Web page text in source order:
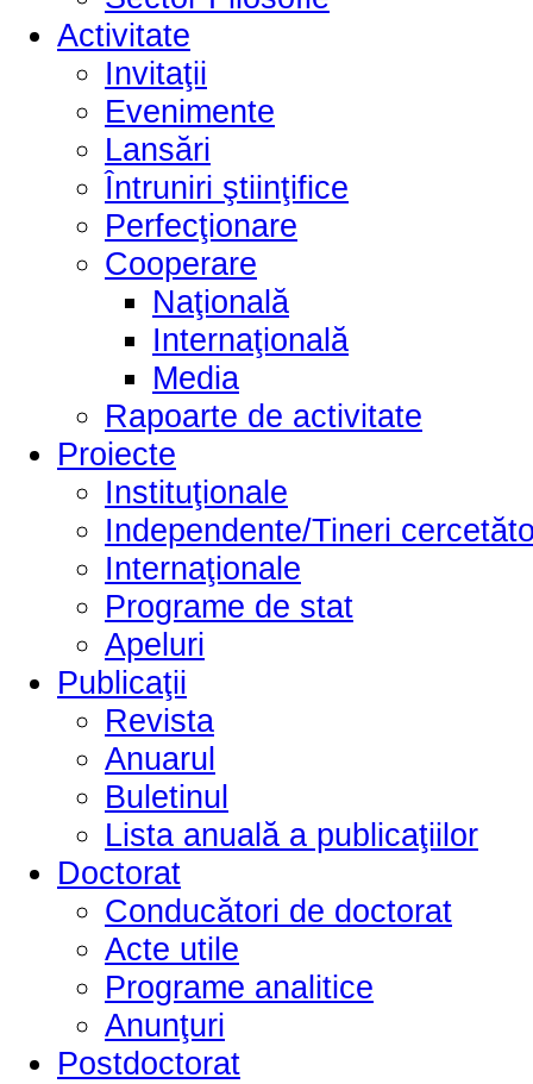
Activitate
Invitaţii
Evenimente
Lansări
Întruniri ştiinţifice
Perfecţionare
Cooperare
Naţională
Internaţională
Media
Rapoarte de activitate
Proiecte
Instituţionale
Independente/Tineri
Internaţionale
Programe de stat
Apeluri
Publicaţii
Revista
Anuarul
Buletinul
Lista anuală a publicaţiilor
Doctorat
Conducători de doctorat
Acte utile
Programe analitice
Anunţuri
Postdoctorat